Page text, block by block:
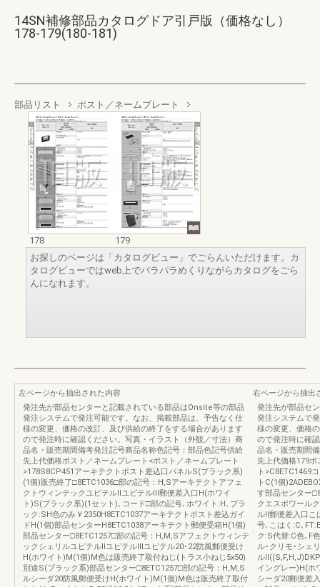
14SN補修部品カタログドア引戸版（価格なし）
178-179(180-181)
部品リスト ポスト／ネームプレート
178
179
お探しのページは「カタログビュー」でごらんいただけます。カ
タログビューではweb上でパラパラめくりながらカタログをごら
んになれます。
左ページから抽出された内容
発注先が部品センターと記載されている部品はOnsite等の部品
発注システムで発注可能です。なお、掲載部品は、予告なく仕
様の変更、価格の改訂、及び供給の終了をする場合があります
ので発注時に確認ください。写真・イラスト（外観／寸法）商
品名・販売期間備考発注記号商品名称色記号：部品色記号供給
先上代価格ポスト／ネームプレート<ポスト／ネームプレート
>178S8CP451アーキテクトポスト差込口パネルS(ブラック系)
(1個)販売終了□8ETC1036□部の記号：H,Sアーキテクトアフェ
クトウィンテックユピテルⅡユピテルⅢ郵便差入口H(ホワイ
ト)S(ブラック系)(1セット)､コード□部の記号､ホワイト:H､ブラ
ック:SH色のみ￥2350H8ETC1037アーキテクトポスト差込ガイ
ドH(1個)部品センターH8ETC1038アーキテクト郵便受箱H(1個)
部品センター□8ETC1257□部の記号：H,M,Sアフェクトウィンテ
ックシェリルユピテルⅡユピテルⅢユピテル20･22防風郵便受け
H(ホワイト)M(1個)M色は販売終了取付ねじ(トラス小ねじ5x50)
別途S(ブラック系)部品センター□8ETC1257□部の記号：H,M,S
ルシーダ20防風郵便受けH(ホワイト)M(1個)M色は販売終了取付
右ページから抽出
発注先が部品セ
発注システムで
様の変更、価格
ので発注時に確
品名・販売期間
先上代価格179ポ
ト>C8ETC1469
トC(1個
す部品センター
クエスポワール
ルⅡ郵便差入口こ
号､こはく:C､
ク:S代替:C色､F
ル･クリモ･シェ
ル
イングレー)H(ホ
シーダ20郵便差